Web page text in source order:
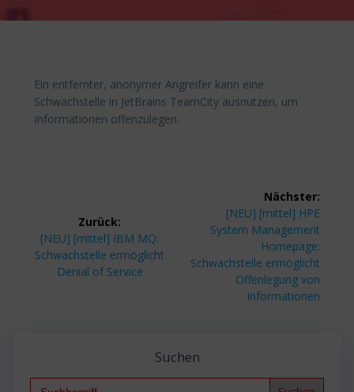
Ein entfernter, anonymer Angreifer kann eine
Schwachstelle in JetBrains TeamCity ausnutzen, um
Informationen offenzulegen.
Zurück:
Vorheriger
Beitrag:
[NEU] [mittel] IBM MQ:
Schwachstelle ermöglicht
Denial of Service
Nächster:
Nächster
Beitrag:
[NEU] [mittel] HPE
System Management
Homepage:
Schwachstelle ermöglicht
Offenlegung von
Informationen
Suchen
Search